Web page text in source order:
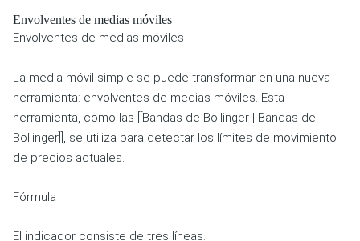
Envolventes de medias móviles
Envolventes de medias móviles
La media móvil simple se puede transformar en una nueva
herramienta: envolventes de medias móviles. Esta
herramienta, como las [[Bandas de Bollinger | Bandas de
Bollinger]], se utiliza para detectar los límites de movimiento
de precios actuales.
Fórmula
El indicador consiste de tres líneas.